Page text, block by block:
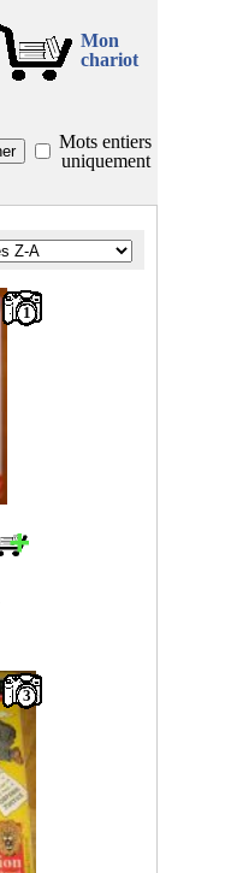
Mon
chariot
Mots entiers
uniquement
1
3